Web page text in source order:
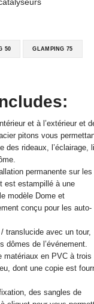
50 GLAMPING 75
et à l’extérieur et
pitons vous
des rideaux, l’éclairage,
permanente sur les
est estampillé à une
modèle Dome et
conçu pour les auto-
translucide avec un tour,
dômes de l’événement.
matériaux en PVC à trois
dont une copie est
des sangles de